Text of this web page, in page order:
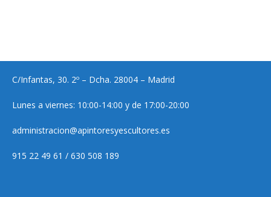
C/Infantas, 30. 2º – Dcha. 28004 – Madrid
Lunes a viernes: 10:00-14:00 y de 17:00-20:00
administracion@apintoresyescultores.es
915 22 49 61 / 630 508 189